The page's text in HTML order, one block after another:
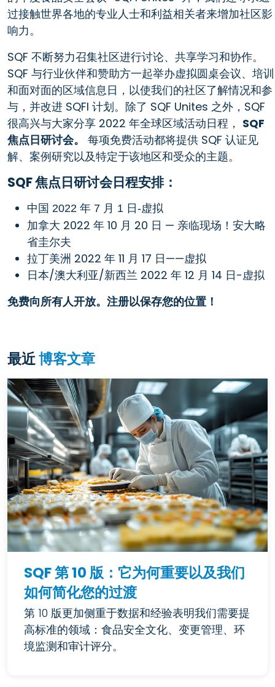
过接触世界各地的专业人士和利益相关者来增加社区影
响力。
SQF 不断努力召集社区进行讨论、共享学习和协作。
SQF 与行业伙伴和赞助方一起举办虚拟圆桌会议、培训
和面对面的区域信息日，以使我们的社区了解情况和参
与，并改进 SQFI 计划。除了 SQF Unites 之外，SQF
很高兴与大家分享 2022 年全球区域活动日程， SQF
焦点日研讨会。
每项免费活动都将提供 SQF 认证见
解、案例研究以及特定于该地区和受众的主题。
SQF 焦点日研讨会日程安排：
中国 2022 年 7 月 1 日-虚拟
加拿大 2022 年 10 月 20 日 — 亲临现场！安大略
省圭尔夫
拉丁美洲 2022 年 11 月 17 日——虚拟
日本/澳大利亚/新西兰 2022 年 12 月 14 日-虚拟
免费向所有人开放。注册以保存您的位置！
最近博客文章
SQF 第 10 版：它为何重要以及我们
如何简化您的过渡
第 10 版更加侧重于数据和经验表明我们需要提
高标准的领域：食品安全文化、变更管理、环
境监测和审计评分。